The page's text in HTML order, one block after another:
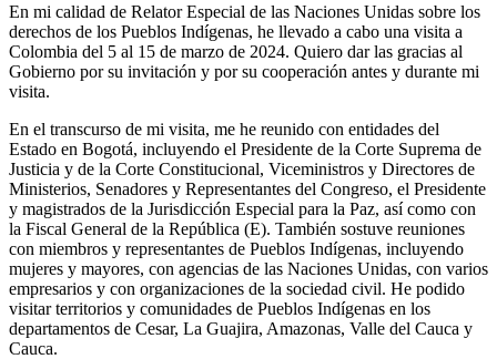
En mi calidad de Relator Especial de las Naciones Unidas sobre los
derechos de los Pueblos Indígenas, he llevado a cabo una visita a
Colombia del 5 al 15 de marzo de 2024. Quiero dar las gracias al
Gobierno por su invitación y por su cooperación antes y durante mi
visita.
En el transcurso de mi visita, me he reunido con entidades del
Estado en Bogotá, incluyendo el Presidente de la Corte Suprema de
Justicia y de la Corte Constitucional, Viceministros y Directores de
Ministerios, Senadores y Representantes del Congreso, el Presidente
y magistrados de la Jurisdicción Especial para la Paz, así como con
la Fiscal General de la República (E). También sostuve reuniones
con miembros y representantes de Pueblos Indígenas, incluyendo
mujeres y mayores, con agencias de las Naciones Unidas, con varios
empresarios y con organizaciones de la sociedad civil. He podido
visitar territorios y comunidades de Pueblos Indígenas en los
departamentos de Cesar, La Guajira, Amazonas, Valle del Cauca y
Cauca.